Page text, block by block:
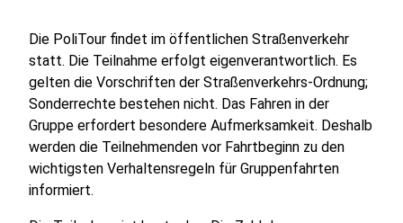
Die PoliTour findet im öffentlichen Straßenverkehr
statt. Die Teilnahme erfolgt eigenverantwortlich. Es
gelten die Vorschriften der Straßenverkehrs-Ordnung;
Sonderrechte bestehen nicht. Das Fahren in der
Gruppe erfordert besondere Aufmerksamkeit. Deshalb
werden die Teilnehmenden vor Fahrtbeginn zu den
wichtigsten Verhaltensregeln für Gruppenfahrten
informiert.